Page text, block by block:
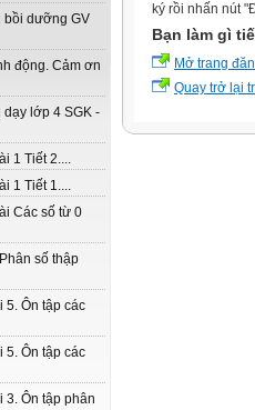
bồi dưỡng GV
động. Cảm ơn
dạy lớp 4 SGK -
1 Tiết 2....
1 Tiết 1....
Các số từ 0
số thập
5. Ôn tập các
5. Ôn tập các
3. Ôn tập phân
ký rồi nhấn nút
Bạn làm gì
Mở trang
Quay trở lại